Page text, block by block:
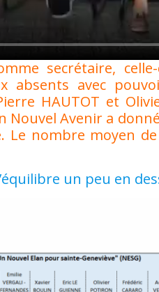
secrétaire,
absents avec
HAUTOT et
Nouvel Avenir a
Le nombre moyen
un peu en